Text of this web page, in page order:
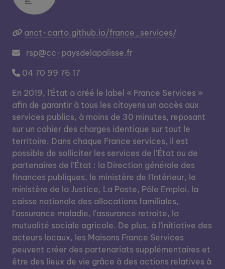
anct-carto.github.io/france_services/
rsp@cc-paysdelapalisse.fr
04 70 99 76 17
En 2019, l’État a créé le label « France Services »
afin de garantir à tous les citoyens un accès aux
services publics, à moins de 30 minutes, reposant
sur un cahier des charges identique sur tout le
territoire. Dans chaque France services, il est
possible de solliciter les services de l'État ou de
partenaires de l'État : la Direction générale des
finances publiques, le ministère de l'Intérieur, le
ministère de la Justice, La Poste, Pôle Emploi, la
caisse nationale des allocations familiales,
l'assurance maladie, l'assurance retraite, la
mutualité sociale agricole. De plus, à l’initiative des
acteurs locaux, les Maisons France Services
peuvent créer des partenariats supplémentaires et
être des lieux de vie grâce à des actions relatives à